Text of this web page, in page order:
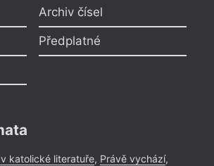
Archiv čísel
Předplatné
katolické literatuře, Právě vychází,